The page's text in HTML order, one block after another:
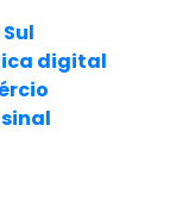
digital